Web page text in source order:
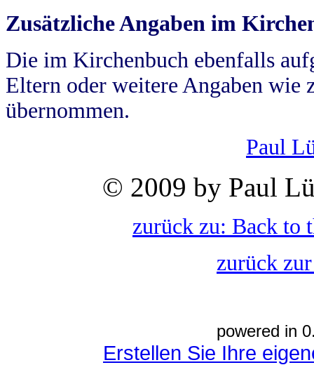
Zusätzliche Angaben im
Die im Kirchenbuch ebenfalls
Eltern oder weitere Angaben wie
übernommen.
Paul
© 2009 by Paul
zurück zu: Back to
zurück
powered in
Erstellen Sie Ihre